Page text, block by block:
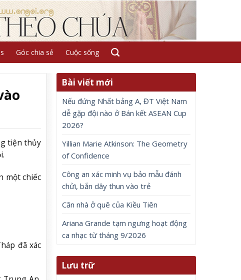
Góc chia sẻ Cuộc sống
tiện thủy
một chiếc
đã xác
Bài viết mới
Nếu đứng Nhất bảng A, ĐT Việt Nam
dễ gặp đội nào ở Bán kết ASEAN Cup
2026?
Yillian Marie Atkinson: The Geometry
of Confidence
Công an xác minh vụ bảo mẫu đánh
chửi, bắn dây thun vào trẻ
Căn nhà ở quê của Kiều Tiên
Ariana Grande tạm ngưng hoạt động
ca nhạc từ tháng 9/2026
Lưu trữ